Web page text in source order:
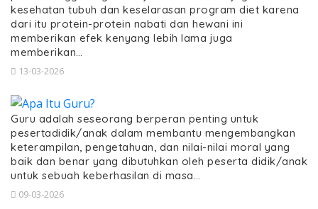
kesehatan tubuh dan keselarasan program diet karena
dari itu protein-protein nabati dan hewani ini
memberikan efek kenyang lebih lama juga
memberikan…
13-03-2026
Guru adalah seseorang berperan penting untuk
pesertadidik/anak dalam membantu mengembangkan
keterampilan, pengetahuan, dan nilai-nilai moral yang
baik dan benar yang dibutuhkan oleh peserta didik/anak
untuk sebuah keberhasilan di masa…
09-03-2026